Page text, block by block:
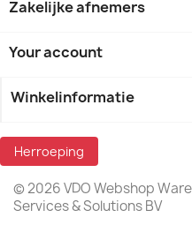
Zakelijke afnemers
Your account
Winkelinformatie
Herroeping
© 2026 VDO Webshop
Services & Solutions BV